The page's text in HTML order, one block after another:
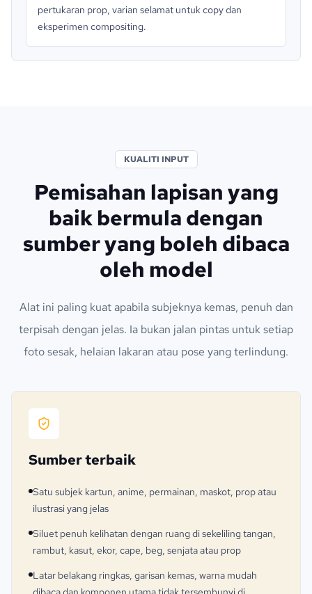
pertukaran prop, varian selamat untuk copy dan
eksperimen compositing.
KUALITI INPUT
Pemisahan lapisan yang
baik bermula dengan
sumber yang boleh dibaca
oleh model
Alat ini paling kuat apabila subjeknya kemas, penuh dan
terpisah dengan jelas. Ia bukan jalan pintas untuk setiap
foto sesak, helaian lakaran atau pose yang terlindung.
Sumber terbaik
Satu subjek kartun, anime, permainan, maskot, prop atau
ilustrasi yang jelas
Siluet penuh kelihatan dengan ruang di sekeliling tangan,
rambut, kasut, ekor, cape, beg, senjata atau prop
Latar belakang ringkas, garisan kemas, warna mudah